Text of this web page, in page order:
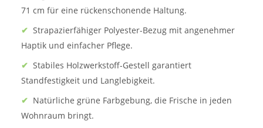
71 cm für eine rückenschonende Haltung.
✔ Strapazierfähiger Polyester-Bezug mit angenehmer
Haptik und einfacher Pflege.
✔ Stabiles Holzwerkstoff-Gestell garantiert
Standfestigkeit und Langlebigkeit.
✔ Natürliche grüne Farbgebung, die Frische in jeden
Wohnraum bringt.